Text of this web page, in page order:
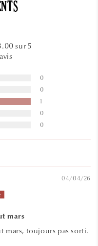
sur 5
0
0
1
0
0
04/04/26
mars
mars, toujours pas sorti.